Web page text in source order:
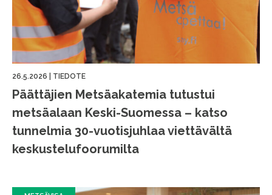
26.5.2026 TIEDOTE
Päättäjien Metsäakatemia tutustui
metsäalaan Keski-Suomessa – katso
tunnelmia 30-vuotisjuhlaa viettävältä
keskustelufoorumilta